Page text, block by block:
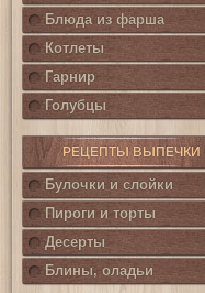
Блюда из фарша
Котлеты
Гарнир
Голубцы
РЕЦЕПТЫ ВЫПЕЧКИ
Булочки и слойки
Пироги и торты
Десерты
Блины, оладьи